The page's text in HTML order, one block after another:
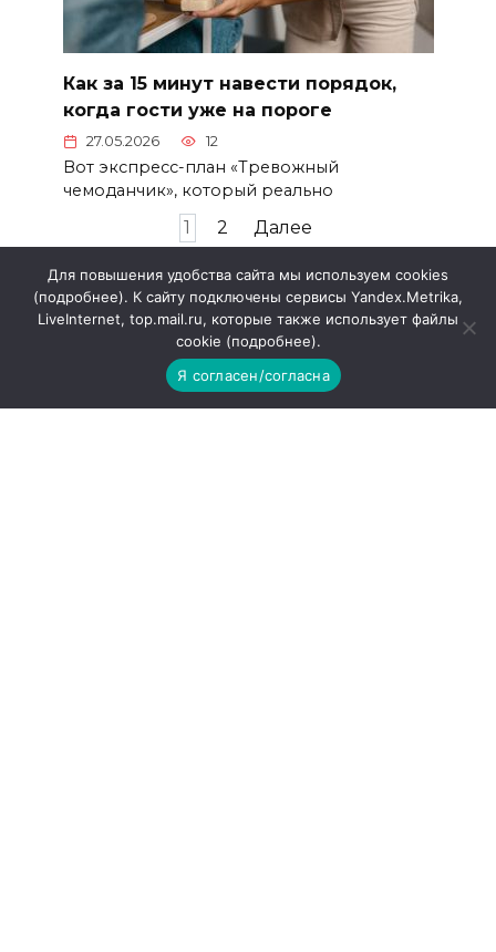
Как за 15 минут навести порядок,
когда гости уже на пороге
27.05.2026 12
Вот экспресс-план «Тревожный
чемоданчик», который реально
записей
1 2 Далее
ООО «Редакция газеты «Приазовье»
Наименование: интернет-газета «Приазовье»
Для повышения удобства сайта мы используем cookies
(подробнее). К сайту подключены сервисы Yandex.Metrika,
LiveInternet, top.mail.ru, которые также использует файлы
cookie (подробнее).
Я согласен/согласна